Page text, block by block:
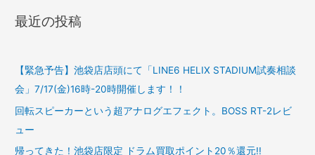
最近の投稿
【緊急予告】池袋店店頭にて「LINE6 HELIX STADIUM試奏相談
会」7/17(金)16時-20時開催します！！
回転スピーカーという超アナログエフェクト。BOSS RT-2レビ
ュー
帰ってきた！池袋店限定 ドラム買取ポイント20％還元!!